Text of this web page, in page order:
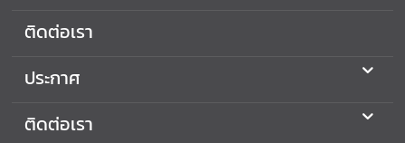
ริ
คุ
ธ
ติดต่อเรา
ประกาศ
ติดต่อเรา